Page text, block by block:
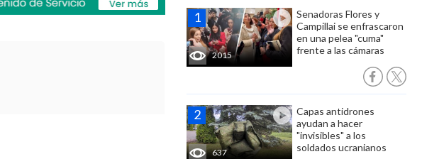
2015
Senadoras Flores y
Campillai se enfrascaron
en una pelea "cuma"
frente a las cámaras
637
Capas antidrones
ayudan a hacer
"invisibles" a los
soldados ucranianos